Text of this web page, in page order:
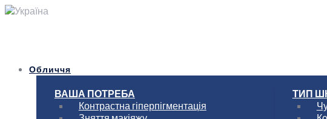
Україна
Обличчя
ВАША ПОТРЕБА
Контрастна гіперпігментація
ТИП